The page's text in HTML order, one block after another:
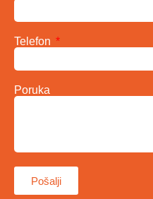
Telefon
Poruka
Pošalji